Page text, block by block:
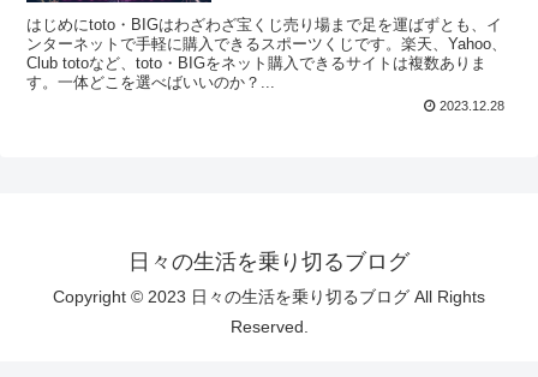
はじめにtoto・BIGはわざわざ宝くじ売り場まで足を運ばずとも、イ
ンターネットで手軽に購入できるスポーツくじです。楽天、Yahoo、
Club totoなど、toto・BIGをネット購入できるサイトは複数ありま
す。一体どこを選べばいいのか？...
2023.12.28
日々の生活を乗り切るブログ
Copyright © 2023 日々の生活を乗り切るブログ All Rights
Reserved.